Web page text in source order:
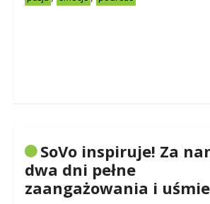
SoVo inspiruje! Za
dwa dni pełne
zaangażowania i